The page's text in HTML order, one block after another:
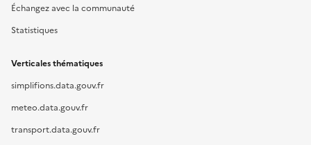
Échangez avec la communauté
Statistiques
Verticales thématiques
simplifions.data.gouv.fr
meteo.data.gouv.fr
transport.data.gouv.fr